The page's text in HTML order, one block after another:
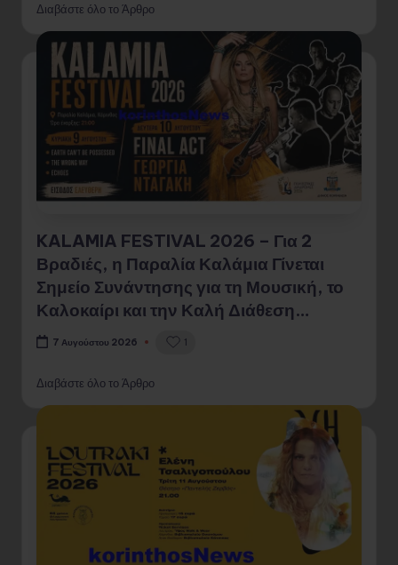
Διαβάστε όλο το Άρθρο
KALAMIA FESTIVAL 2026 – Για 2
Βραδιές, η Παραλία Καλάμια Γίνεται
Σημείο Συνάντησης για τη Μουσική, το
Καλοκαίρι και την Καλή Διάθεση…
7 Αυγούστου 2026 1
Διαβάστε όλο το Άρθρο